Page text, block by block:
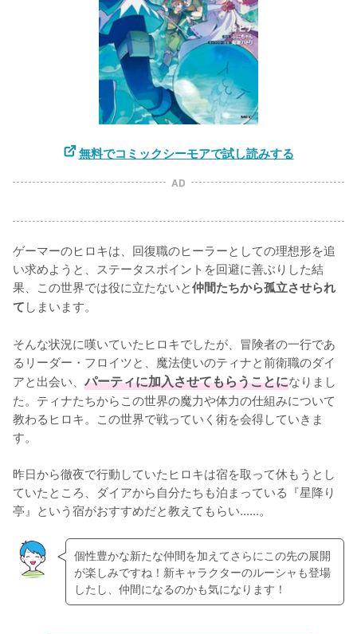
無料でコミックシーモアで試し読みする
AD
ゲーマーのヒロキは、回復職のヒーラーとしての理想形を追
い求めようと、ステータスポイントを回避に善ぶりした結
果、この世界では役に立たないと仲間たちから孤立させられ
てしまいます。
そんな状況に嘆いていたヒロキでしたが、冒険者の一行であ
るリーダー・フロイツと、魔法使いのティナと前衛職のダイ
アと出会い、 パーティに加入させてもらうことになりまし
た。ティナたちからこの世界の魔力や体力の仕組みについて
教わるヒロキ。この世界で戦っていく術を会得していきま
す。
昨日から徹夜で行動していたヒロキは宿を取って休もうとし
ていたところ、ダイアから自分たちも泊まっている『星降り
亭』という宿がおすすめだと教えてもらい......。
個性豊かな新たな仲間を加えてさらにこの先の展開
が楽しみですね！新キャラクターのルーシャも登場
したし、仲間になるのかも気になります！